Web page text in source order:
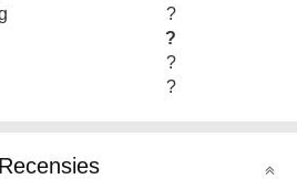
?
?
?
?
Recensies